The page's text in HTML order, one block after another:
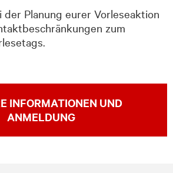
Planung eurer Vorleseaktion
zum
INFORMATIONEN UND
ANMELDUNG